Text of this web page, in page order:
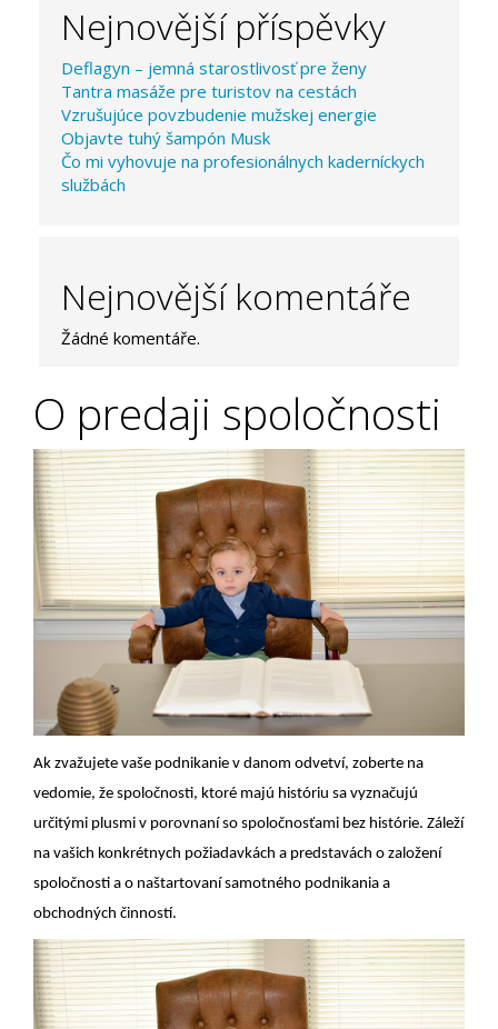
Nejnovější příspěvky
Deflagyn – jemná starostlivosť pre ženy
Tantra masáže pre turistov na cestách
Vzrušujúce povzbudenie mužskej energie
Objavte tuhý šampón Musk
Čo mi vyhovuje na profesionálnych kaderníckych
službách
Nejnovější komentáře
Žádné komentáře.
O predaji spoločnosti
Ak zvažujete vaše podnikanie v danom odvetví, zoberte na
vedomie, že spoločnosti, ktoré majú históriu sa vyznačujú
určitými plusmi v porovnaní so spoločnosťami bez histórie. Záleží
na vašich konkrétnych požiadavkách a predstavách o založení
spoločnosti a o naštartovaní samotného podnikania a
obchodných činností.